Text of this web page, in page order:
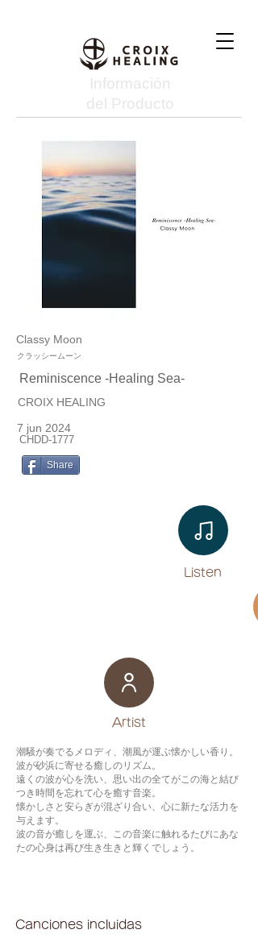
Información
del Producto
Classy Moon
クラッシームーン
Reminiscence -Healing Sea-
CROIX HEALING
7 jun 2024
CHDD-1777
Share
Listen​
​Artist
潮騒が奏でるメロディ、潮風が運ぶ懐かしい香り。
波が砂浜に寄せる癒しのリズム。
遠くの波が心を洗い、思い出の全てがこの海と結び
つき時間を忘れて心を癒す音楽。
懐かしさと安らぎが混ざり合い、心に新たな活力を
与えます。
波の音が癒しを運ぶ、この音楽に触れるたびにあな
たの心身は再び生き生きと輝くでしょう。
Canciones incluidas